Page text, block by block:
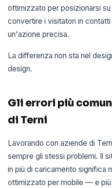
ottimizzato per posizionarsi
convertire i visitatori in
un'azione precisa.
La differenza non sta nel
design.
Gli errori più
di Terni
Lavorando con aziende di
sempre gli stessi problemi. Il
in più di caricamento significa
ottimizzato per mobile — e